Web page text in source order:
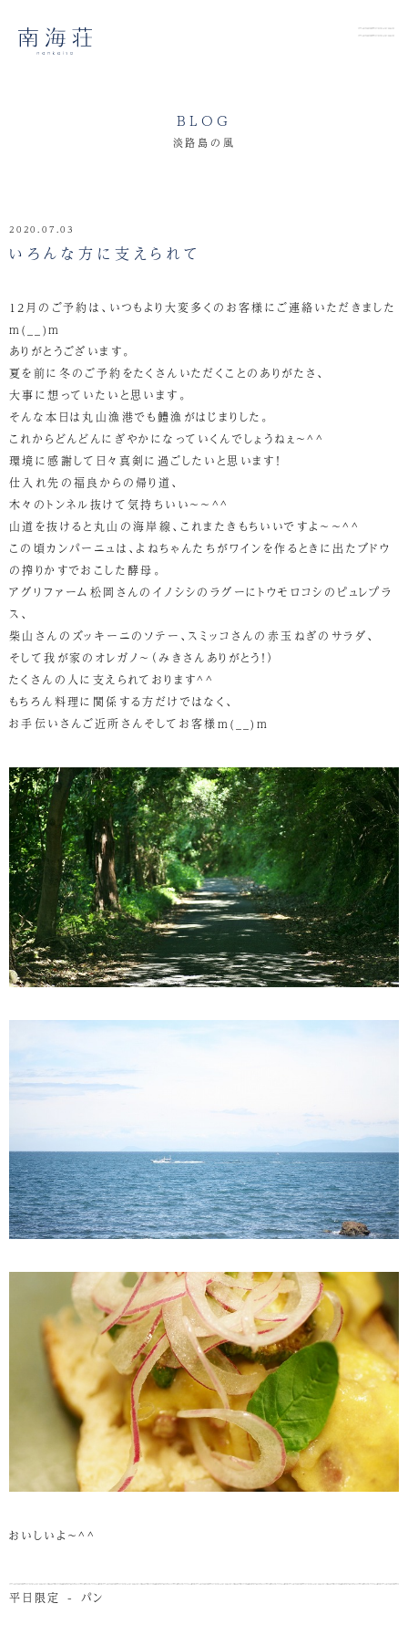
BLOG
淡路島の風
2020.07.03
いろんな方に支えられて
12月のご予約は、いつもより大変多くのお客様にご連絡いただきました
m(__)m
ありがとうございます。
夏を前に冬のご予約をたくさんいただくことのありがたさ、
大事に想っていたいと思います。
そんな本日は丸山漁港でも鱧漁がはじまりした。
これからどんどんにぎやかになっていくんでしょうねぇ～^^
環境に感謝して日々真剣に過ごしたいと思います！
仕入れ先の福良からの帰り道、
木々のトンネル抜けて気持ちいい～～^^
山道を抜けると丸山の海岸線、これまたきもちいいですよ～～^^
この頃カンパーニュは、よねちゃんたちがワインを作るときに出たブドウ
の搾りかすでおこした酵母。
アグリファーム松岡さんのイノシシのラグーにトウモロコシのピュレプラ
ス、
柴山さんのズッキーニのソテー、スミッコさんの赤玉ねぎのサラダ、
そして我が家のオレガノ～（みきさんありがとう！）
たくさんの人に支えられております^^
もちろん料理に関係する方だけではなく、
お手伝いさんご近所さんそしてお客様m(__)m
おいしいよ～^^
平日限定 - パン